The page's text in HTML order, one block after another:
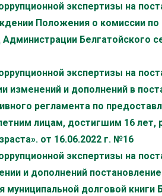
экспертизы на
Положения о комиссии
Белгатойского
экспертизы на
изменений и дополнений в
регламента по
лицам, достигшим 16 лет,
от 16.06.2022 г. №16
экспертизы на
и дополнений
долговой книги